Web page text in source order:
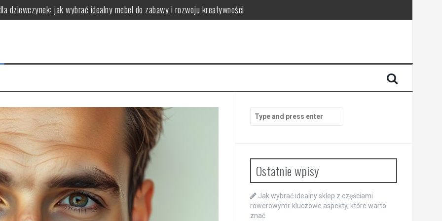
dziewczynek: jak wybrać idealny mebel do zabawy i rozwoju kreatywności
(dla wrażliwej i trądzikowej) – jak wdrożyć
bez ryzyka „zapychania”
faktycznie robi robotę (zależnie od celu)
kluczowe aspekty, które warto znać
Search
for:
Ostatnie wpisy
Jak wybrać idealny sklep z częściami
rowerowymi: kluczowe aspekty, które warto
znać